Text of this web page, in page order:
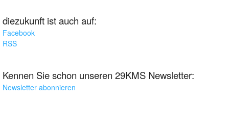
diezukunft ist auch auf:
Facebook
RSS
Kennen Sie schon unseren 29KMS Newsletter:
Newsletter abonnieren